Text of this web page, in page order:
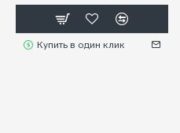
Купить в один клик